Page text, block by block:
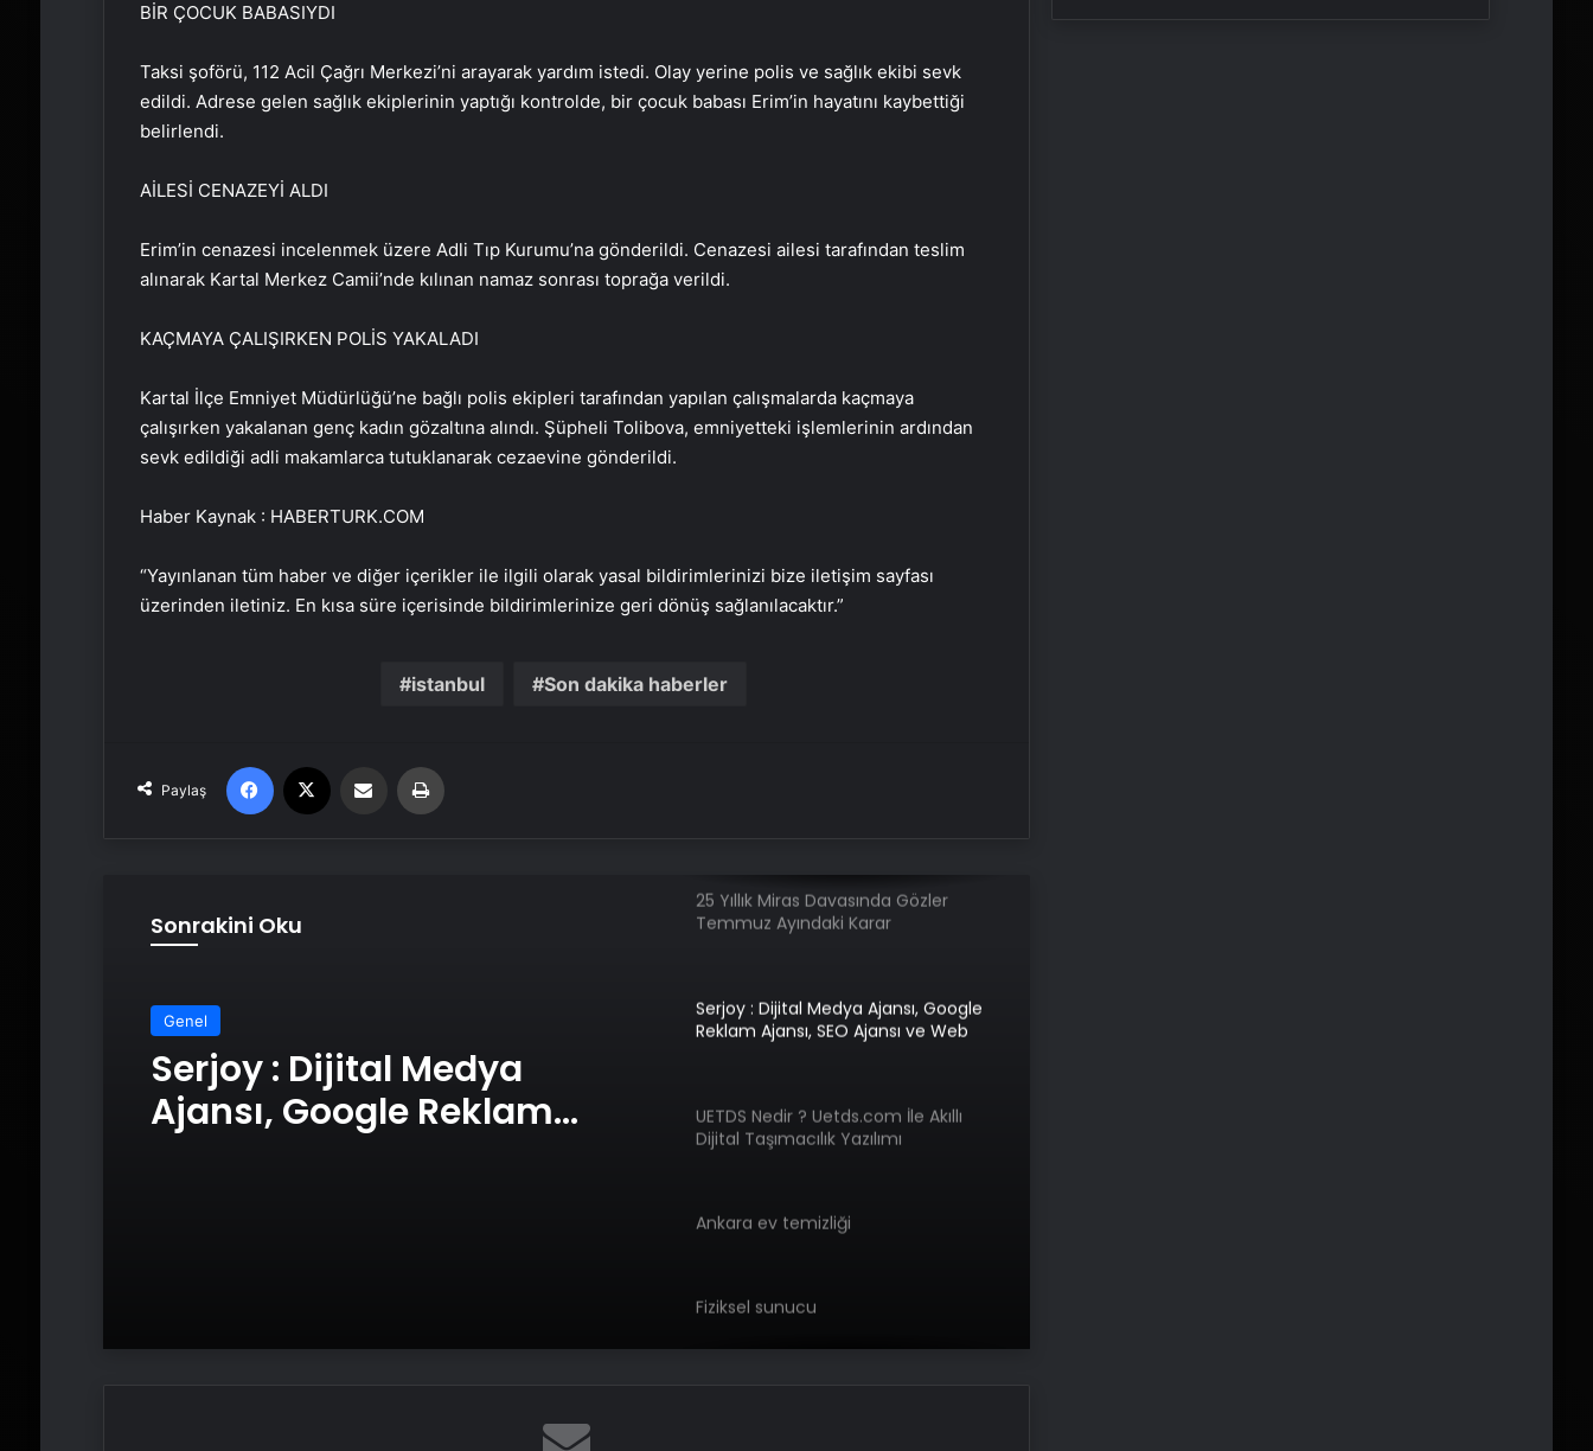
BİR ÇOCUK BABASIYDI
Taksi şoförü, 112 Acil Çağrı Merkezi’ni arayarak yardım istedi. Olay yerine polis ve sağlık ekibi sevk
edildi. Adrese gelen sağlık ekiplerinin yaptığı kontrolde, bir çocuk babası Erim’in hayatını kaybettiği
belirlendi.
AİLESİ CENAZEYİ ALDI
Erim’in cenazesi incelenmek üzere Adli Tıp Kurumu’na gönderildi. Cenazesi ailesi tarafından teslim
alınarak Kartal Merkez Camii’nde kılınan namaz sonrası toprağa verildi.
KAÇMAYA ÇALIŞIRKEN POLİS YAKALADI
Kartal İlçe Emniyet Müdürlüğü’ne bağlı polis ekipleri tarafından yapılan çalışmalarda kaçmaya
çalışırken yakalanan genç kadın gözaltına alındı. Şüpheli Tolibova, emniyetteki işlemlerinin ardından
sevk edildiği adli makamlarca tutuklanarak cezaevine gönderildi.
Haber Kaynak : HABERTURK.COM
“Yayınlanan tüm haber ve diğer içerikler ile ilgili olarak yasal bildirimlerinizi bize iletişim sayfası
üzerinden iletiniz. En kısa süre içerisinde bildirimlerinize geri dönüş sağlanılacaktır.”
istanbul Son dakika haberler
Paylaş
Facebook Email'den paylaş
Sonrakini Oku
Genel
Serjoy : Dijital Medya
Ajansı, Google Reklam
Fiziksel sunucu
Yeni Adresi
Yağışlı hava geri geliyor, sıcaklıklar
düşüyor! İşte il il beklenen hava
durumu tahminleri…
Samsun’da yedikleri tavuk zehirledii!
25 Yıllık Miras Davasında Gözler
Temmuz Ayındaki Karar
Serjoy : Dijital Medya Ajansı, Google
Reklam Ajansı, SEO Ajansı ve Web
UETDS Nedir ? Uetds.com İle Akıllı
Dijital Taşımacılık Yazılımı
Ankara ev temizliği
Fiziksel sunucu